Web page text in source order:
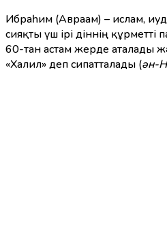
Ибраһим (Авраам) – ислам,
сияқты үш ірі діннің
60-тан астам жерде аталады
«Халил» деп сипатталады (ән-